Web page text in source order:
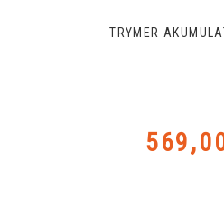
TRYMER
Cena